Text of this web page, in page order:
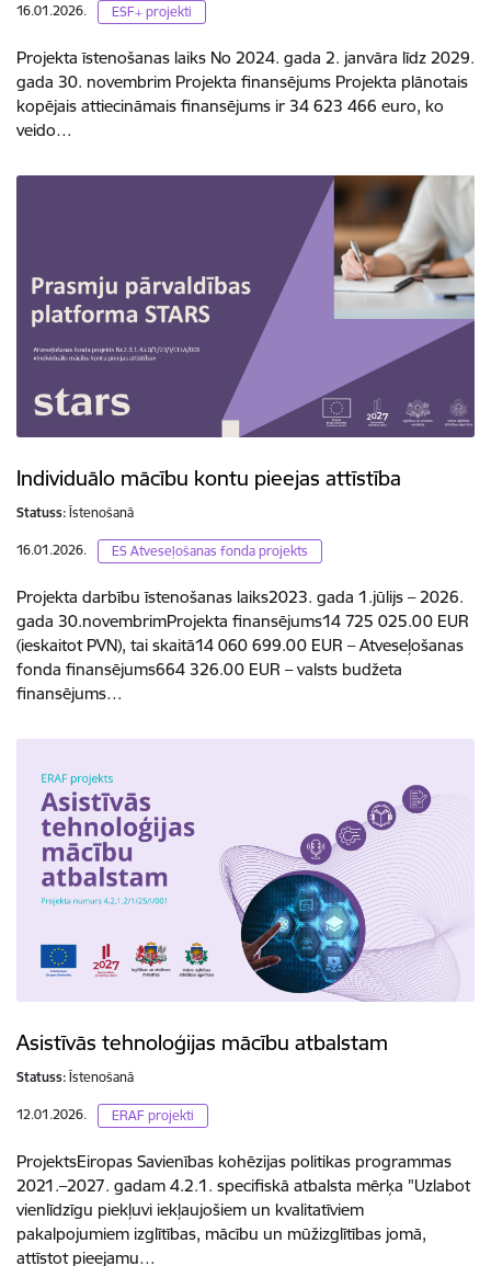
16.01.2026. ESF+ projekti
Projekta īstenošanas laiks No 2024. gada 2. janvāra līdz 2029.
gada 30. novembrim Projekta finansējums Projekta plānotais
kopējais attiecināmais finansējums ir 34 623 466 euro, ko
veido…
Individuālo mācību kontu pieejas attīstība
Statuss: Īstenošanā
16.01.2026. ES Atveseļošanas fonda projekts
Projekta darbību īstenošanas laiks2023. gada 1.jūlijs – 2026.
gada 30.novembrimProjekta finansējums14 725 025.00 EUR
(ieskaitot PVN), tai skaitā14 060 699.00 EUR – Atveseļošanas
fonda finansējums664 326.00 EUR – valsts budžeta
finansējums…
Asistīvās tehnoloģijas mācību atbalstam
Statuss: Īstenošanā
12.01.2026. ERAF projekti
ProjektsEiropas Savienības kohēzijas politikas programmas
2021.–2027. gadam 4.2.1. specifiskā atbalsta mērķa "Uzlabot
vienlīdzīgu piekļuvi iekļaujošiem un kvalitatīviem
pakalpojumiem izglītības, mācību un mūžizglītības jomā,
attīstot pieejamu…